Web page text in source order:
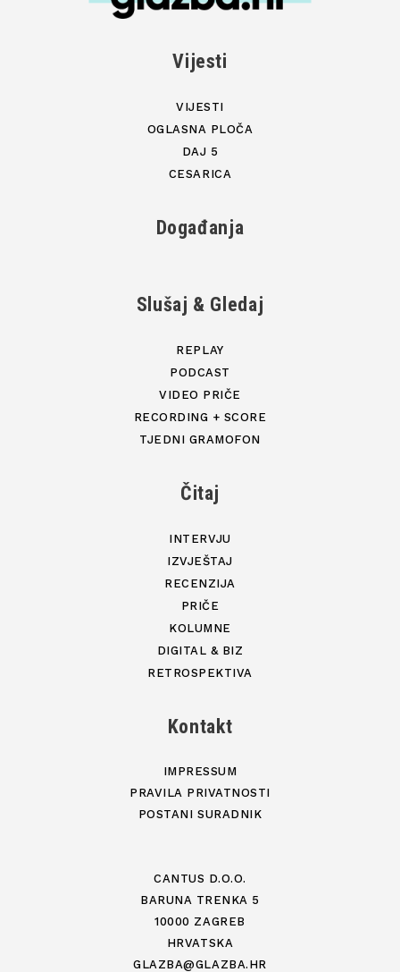
Vijesti
VIJESTI
OGLASNA PLOČA
DAJ 5
CESARICA
Događanja
Slušaj & Gledaj
REPLAY
PODCAST
VIDEO PRIČE
RECORDING + SCORE
TJEDNI GRAMOFON
Čitaj
INTERVJU
IZVJEŠTAJ
RECENZIJA
PRIČE
KOLUMNE
DIGITAL & BIZ
RETROSPEKTIVA
Kontakt
IMPRESSUM
PRAVILA PRIVATNOSTI
POSTANI SURADNIK
CANTUS D.O.O.
BARUNA TRENKA 5
10000 ZAGREB
HRVATSKA
GLAZBA@GLAZBA.HR